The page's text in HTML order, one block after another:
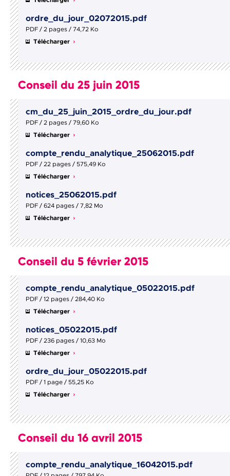
ordre_du_jour_02072015.pdf
PDF / 2 pages / 74,72 Ko
Télécharger
Conseil du 25 juin 2015
cm_du_25_juin_2015_ordre_du_jour.pdf
PDF / 2 pages / 79,60 Ko
Télécharger
compte_rendu_analytique_25062015.pdf
PDF / 22 pages / 575,49 Ko
Télécharger
notices_25062015.pdf
PDF / 624 pages / 7,82 Mo
Télécharger
Conseil du 5 février 2015
compte_rendu_analytique_05022015.pdf
PDF / 12 pages / 284,40 Ko
Télécharger
notices_05022015.pdf
PDF / 236 pages / 10,63 Mo
Télécharger
ordre_du_jour_05022015.pdf
PDF / 1 page / 55,25 Ko
Télécharger
Conseil du 16 avril 2015
compte_rendu_analytique_16042015.pdf